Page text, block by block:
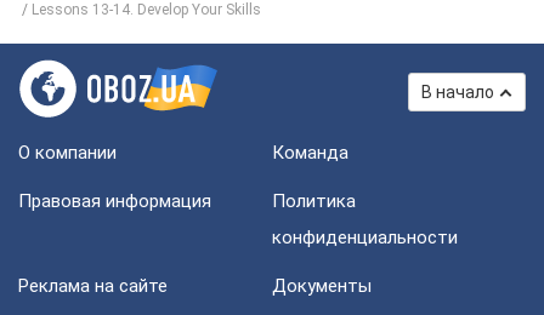
Lessons 13-14. Develop Your Skills
В начало
О компании Команда
Правовая информация
Политика
конфиденциальности
Реклама на сайте Документы